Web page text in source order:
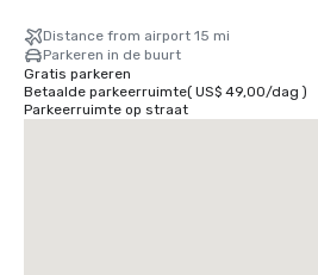
Distance from airport 15 mi
Parkeren in de buurt
Gratis parkeren
Betaalde parkeerruimte( US$ 49,00/dag )
Parkeerruimte op straat